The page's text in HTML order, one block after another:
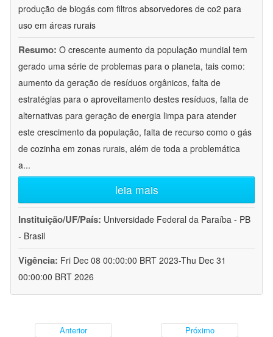
produção de biogás com filtros absorvedores de co2 para
uso em áreas rurais
Resumo: O crescente aumento da população mundial tem
gerado uma série de problemas para o planeta, tais como:
aumento da geração de resíduos orgânicos, falta de
estratégias para o aproveitamento destes resíduos, falta de
alternativas para geração de energia limpa para atender
este crescimento da população, falta de recurso como o gás
de cozinha em zonas rurais, além de toda a problemática
a...
leia mais
Instituição/UF/País: Universidade Federal da Paraíba - PB
- Brasil
Vigência: Fri Dec 08 00:00:00 BRT 2023-Thu Dec 31
00:00:00 BRT 2026
Anterior Próximo